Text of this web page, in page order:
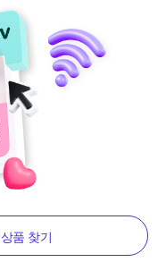
품 찾기